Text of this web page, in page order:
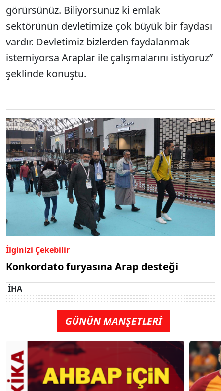
görürsünüz. Biliyorsunuz ki emlak
sektörünün devletimize çok büyük bir faydası
vardır. Devletimiz bizlerden faydalanmak
istemiyorsa Araplar ile çalışmalarını istiyoruz”
şeklinde konuştu.
İlginizi Çekebilir
Konkordato furyasına Arap desteği
İHA
GÜNÜN MANŞETLERİ